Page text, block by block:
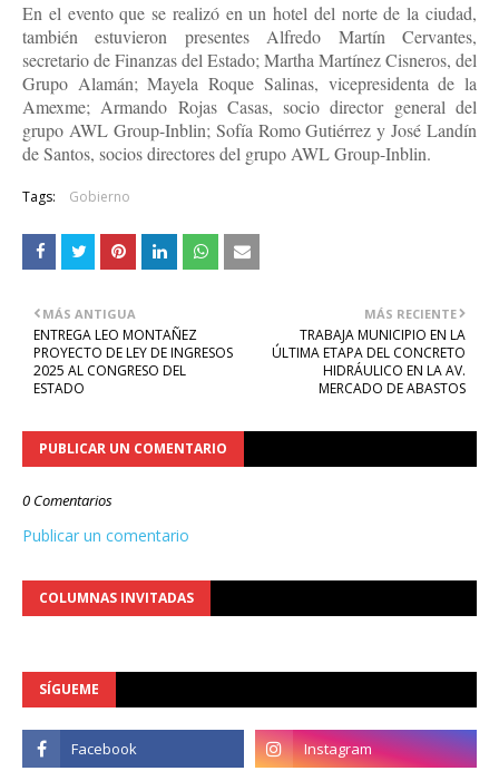
En el evento que se realizó en un hotel del norte de la ciudad,
también estuvieron presentes Alfredo Martín Cervantes,
secretario de Finanzas del Estado; Martha Martínez Cisneros, del
Grupo Alamán; Mayela Roque Salinas, vicepresidenta de la
Amexme; Armando Rojas Casas, socio director general del
grupo AWL Group-Inblin; Sofía Romo Gutiérrez y José Landín
de Santos, socios directores del grupo AWL Group-Inblin.
Tags: Gobierno
MÁS RECIENTE
TRABAJA MUNICIPIO EN LA
ÚLTIMA ETAPA DEL CONCRETO
HIDRÁULICO EN LA AV.
MERCADO DE ABASTOS
MÁS ANTIGUA
ENTREGA LEO MONTAÑEZ
PROYECTO DE LEY DE INGRESOS
2025 AL CONGRESO DEL
ESTADO
PUBLICAR UN COMENTARIO
0 Comentarios
Publicar un comentario
COLUMNAS INVITADAS
SÍGUEME